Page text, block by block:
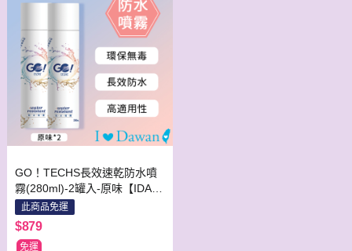
GO！TECHS長效速乾防水噴
霧(280ml)-2罐入-原味【IDAW
AN專業鞋材】
此商品免運
$879
免運